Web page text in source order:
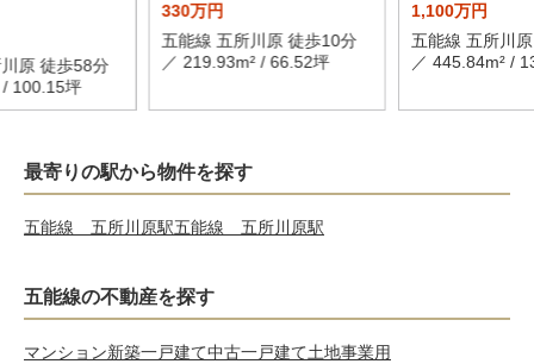
原 徒歩58分
/ 100.15坪
330万円
五能線 五所川原 徒歩10分
／ 219.93m² / 66.52坪
1,100万円
五能線 五所川
／ 445.84m² /
最寄りの駅から物件を探す
五能線 五所川原駅五能線 五所川原駅
五能線の不動産を探す
マンション新築一戸建て中古一戸建て土地事業用